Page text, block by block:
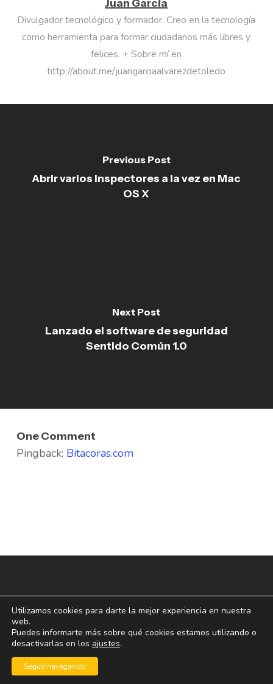
Juan García
Divulgador tecnológico y formador. Creo en la tecnología
como herramienta para formar ciudadanos más libres y
felices. + Sobre mí en
http://about.me/juangarciaalvarezdetoledo
Previous Post
Abrir varios inspectores a la vez en Mac
OS X
Next Post
Lanzado el software de seguridad
Sentido Común 1.0
One Comment
Pingback: Bitacoras.com
Utilizamos cookies para darte la mejor experiencia en nuestra
web.
Puedes informarte más sobre qué cookies estamos utilizando o
desactivarlas en los ajustes.
Seguir navegando